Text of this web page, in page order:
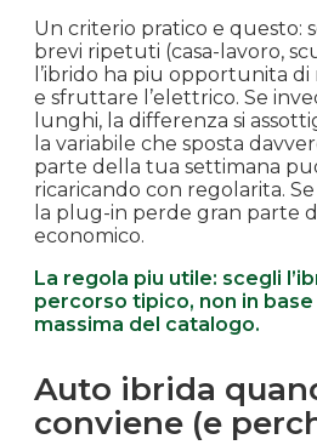
Un criterio pratico e questo:
brevi ripetuti (casa-lavoro,
l’ibrido ha piu opportunita
e sfruttare l’elettrico. Se
lunghi, la differenza si
la variabile che sposta
parte della tua settimana
ricaricando con regolarita. Se
la plug-in perde gran parte
economico.
La regola piu utile: scegli
percorso tipico, non in
massima del catalogo.
Auto ibrida
conviene (e